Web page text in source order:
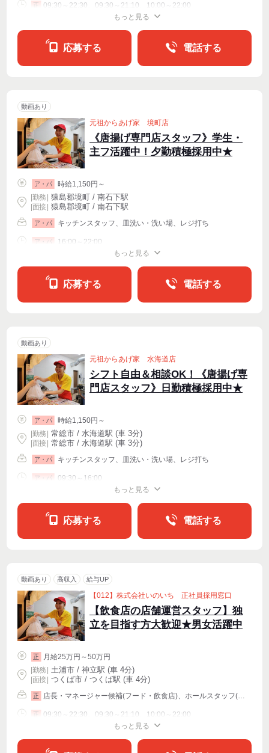
正 09:30～22:30、09:30～21:10、10:00～22:00
もっと見る
応募する 電話する
動画あり
元祖からあげ家 境町店
《唐揚げ専門店スタッフ》学生・
主フ活躍中！夕勤積極採用中★
ア・パ
時給1,150円～
|勤務 猿島郡境町 / 南石下駅
| 面接 | 猿島郡境町 / 南石下駅
ア・パ キッチンスタッフ、皿洗い・洗い場、レジ打ち
ア・パ 16:00～22:00
もっと見る
応募する 電話する
動画あり
元祖からあげ家 水海道店
シフト自由＆相談OK！《唐揚げ専
門店スタッフ》日勤積極採用中★
ア・パ
時給1,150円～
|勤務 常総市 / 水海道駅 (車 3分)
| 面接 | 常総市 / 水海道駅 (車 3分)
ア・パ キッチンスタッフ、皿洗い・洗い場、レジ打ち
ア・パ 09:30～16:00
もっと見る
応募する 電話する
動画あり 高収入 給与UP
【012】株式会社いのいち 正社員採用窓口
【飲食店の店舗運営スタッフ】独
立を目指す方大歓迎★男女活躍中
正
月給25万円～50万円
|勤務 土浦市 / 神立駅 (車 4分)
| 面接 | つくば市 / つくば駅 (車 4分)
正 店長・マネージャー候補(フード・飲食店)、ホールスタッフ(配膳)、キッチンスタッフ
正 09:30～22:30、09:30～21:10、10:00～22:00
もっと見る